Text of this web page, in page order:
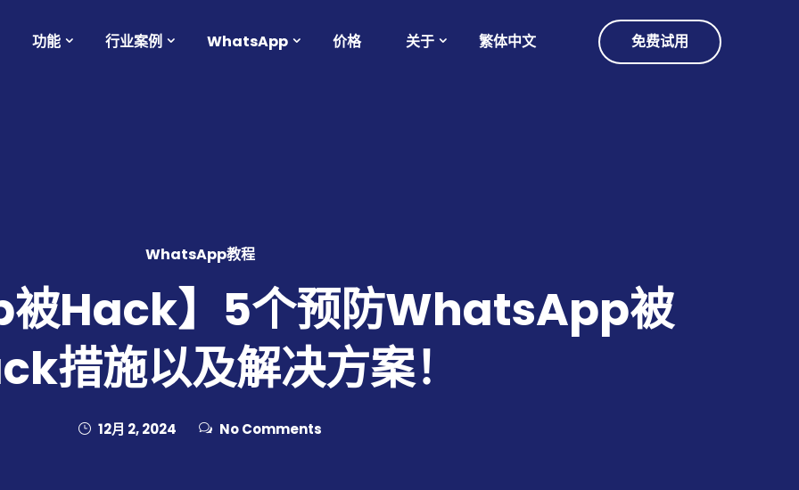
功能 行业案例 WhatsApp 价格 关于 繁体中文 免费试用
WhatsApp教程
Hack】5个预防WhatsApp被
措施以及解决方案！
12月 2, 2024 No Comments